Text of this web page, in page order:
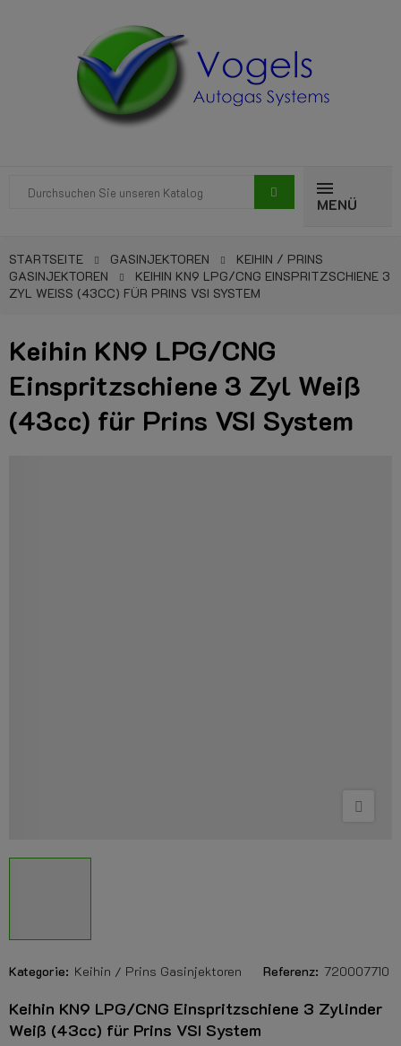
MENÜ
STARTSEITE GASINJEKTOREN
KEIHIN / PRINS
GASINJEKTOREN
KEIHIN KN9 LPG/CNG EINSPRITZSCHIENE 3
ZYL WEISS (43CC) FÜR PRINS VSI SYSTEM
Keihin KN9 LPG/CNG
Einspritzschiene 3 Zyl Weiß
(43cc) für Prins VSI System
Kategorie: Keihin / Prins Gasinjektoren Referenz: 720007710
Keihin KN9 LPG/CNG Einspritzschiene 3 Zylinder
Weiß (43cc) für Prins VSI System